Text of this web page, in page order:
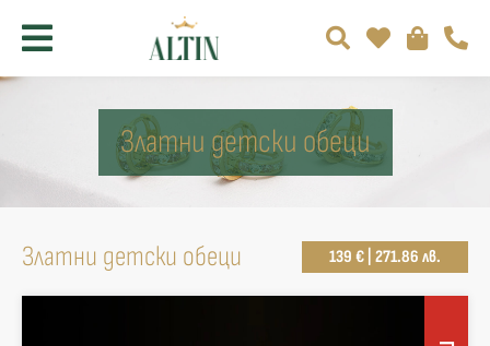
Златни детски обеци
Златни детски обеци 139 € | 271.86 лв.